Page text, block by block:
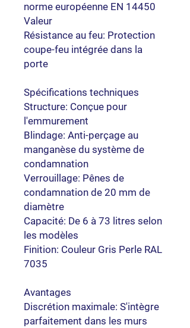
norme européenne EN 14450
Valeur
Résistance au feu: Protection
coupe-feu intégrée dans la
porte
Spécifications techniques
Structure: Conçue pour
l'emmurement
Blindage: Anti-perçage au
manganèse du système de
condamnation
Verrouillage: Pênes de
condamnation de 20 mm de
diamètre
Capacité: De 6 à 73 litres selon
les modèles
Finition: Couleur Gris Perle RAL
7035
Avantages
Discrétion maximale: S'intègre
parfaitement dans les murs